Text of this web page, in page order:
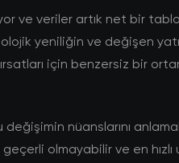
ve veriler artık net bir tablo
yeniliğin ve değişen
için benzersiz bir
değişimin nüanslarını
olmayabilir ve en hızlı